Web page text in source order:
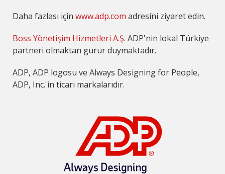
Daha fazlası için www.adp.com adresini ziyaret edin.
Boss Yönetişim Hizmetleri A.Ş. ADP'nin lokal Türkiye
partneri olmaktan gurur duymaktadır.
ADP, ADP logosu ve Always Designing for People,
ADP, Inc.'in ticari markalarıdır.